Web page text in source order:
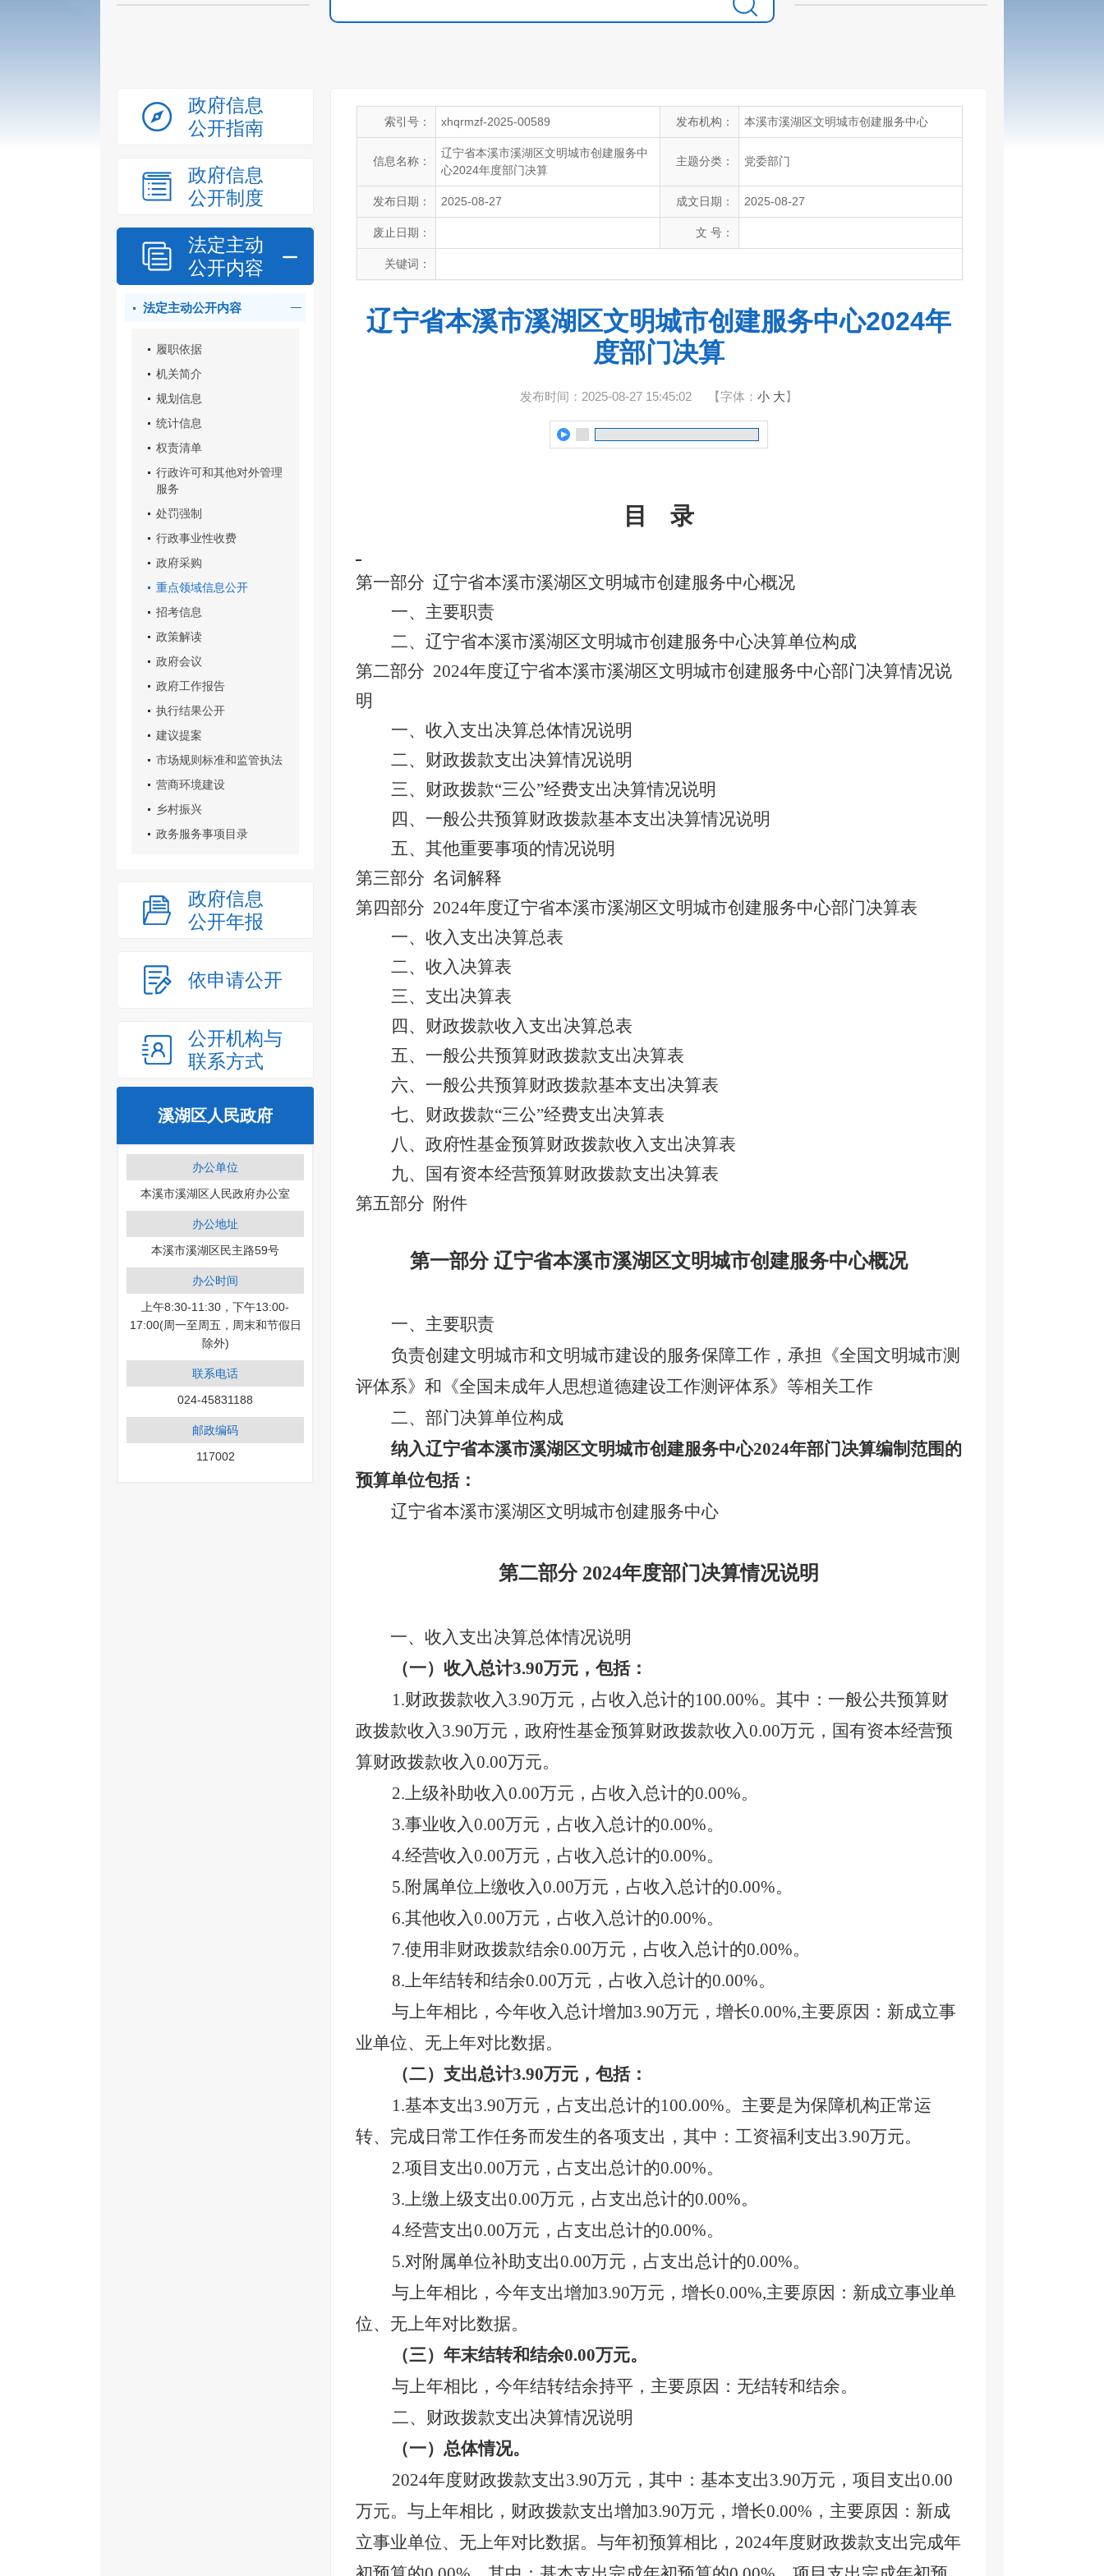
政府信息
公开指南
政府信息
公开制度
法定主动
公开内容
法定主动公开内容
履职依据
机关简介
规划信息
统计信息
权责清单
行政许可和其他对外管理
服务
处罚强制
行政事业性收费
政府采购
重点领域信息公开
招考信息
政策解读
政府会议
政府工作报告
执行结果公开
建议提案
市场规则标准和监管执法
营商环境建设
乡村振兴
政务服务事项目录
政府信息
公开年报
依申请公开
公开机构与
联系方式
溪湖区人民政府
办公单位
本溪市溪湖区人民政府办公室
办公地址
本溪市溪湖区民主路59号
办公时间
上午8:30-11:30，下午13:00-
17:00(周一至周五，周末和节假日
除外)
联系电话
024-45831188
邮政编码
117002
索引号： xhqrmzf-2025-00589 发布机构： 本溪市溪湖区文明城市创建服务中心
信息名称：
辽宁省本溪市溪湖区文明城市创建服务中
心2024年度部门决算
主题分类： 党委部门
发布日期： 2025-08-27 成文日期： 2025-08-27
废止日期： 文 号：
关键词：
辽宁省本溪市溪湖区文明城市创建服务中心2024年
度部门决算
发布时间：2025-08-27 15:45:02 【字体： 小 大】
目 录
第一部分 辽宁省本溪市溪湖区文明城市创建服务中心概况
一、 主要职责
二、 辽宁省本溪市溪湖区文明城市创建服务中心决算单位构成
第二部分 2024年度辽宁省本溪市溪湖区文明城市创建服务中心部门决算情况说
明
一、收入支出决算总体情况说明
二、财政拨款支出决算情况说明
三、财政拨款“三公”经费支出决算情况说明
四、一般公共预算财政拨款基本支出决算情况说明
五、其他重要事项的情况说明
第三部分 名词解释
第四部分 2024年度辽宁省本溪市溪湖区文明城市创建服务中心部门决算表
一、 收入支出决算总表
二、收入决算表
三、支出决算表
四、 财政拨款收入支出决算总表
五、一般公共预算财政拨款支出决算表
六、一般公共预算财政拨款基本支出决算表
七、财政拨款“三公”经费支出决算表
八、 政府性基金预算财政拨款收入支出决算表
九、国有资本经营预算财政拨款支出决算表
第五部分 附件
第一部分 辽宁省本溪市溪湖区文明城市创建服务中心概况
一、主要职责
负责创建文明城市和文明城市建设的服务保障工作，承担《全国文明城市测
评体系》和《全国未成年人思想道德建设工作测评体系》等相关工作
二、部门决算单位构成
纳入辽宁省本溪市溪湖区文明城市创建服务中心2024年部门决算编制范围的
预算单位包括：
辽宁省本溪市溪湖区文明城市创建服务中心
第二部分 2024年度部门决算情况说明
一、收入支出决算总体情况说明
（一）收入总计3.90万元，包括：
1.财政拨款收入3.90万元，占收入总计的100.00%。其中：一般公共预算财
政拨款收入3.90万元，政府性基金预算财政拨款收入0.00万元，国有资本经营预
算财政拨款收入0.00万元。
2.上级补助收入0.00万元，占收入总计的0.00%。
3.事业收入0.00万元，占收入总计的0.00%。
4.经营收入0.00万元，占收入总计的0.00%。
5.附属单位上缴收入0.00万元，占收入总计的0.00%。
6.其他收入0.00万元，占收入总计的0.00%。
7.使用非财政拨款结余0.00万元，占收入总计的0.00%。
8.上年结转和结余0.00万元，占收入总计的0.00%。
与上年相比，今年收入总计增加3.90万元，增长0.00%,主要原因：新成立事
业单位、无上年对比数据。
（二）支出总计3.90万元，包括：
1.基本支出3.90万元，占支出总计的100.00%。主要是为保障机构正常运
转、完成日常工作任务而发生的各项支出，其中： 工资福利支出3.90万元。
2.项目支出0.00万元，占支出总计的0.00%。
3.上缴上级支出0.00万元，占支出总计的0.00%。
4.经营支出0.00万元，占支出总计的0.00%。
5.对附属单位补助支出0.00万元，占支出总计的0.00%。
与上年相比，今年支出增加3.90万元，增长0.00%,主要原因：新成立事业单
位、无上年对比数据。
（三）年末结转和结余0.00万元。
与上年相比，今年结转结余持平，主要原因：无结转和结余。
二、财政拨款支出决算情况说明
（一）总体情况。
2024年度财政拨款支出3.90万元，其中：基本支出3.90万元，项目支出0.00
万元。与上年相比， 财政拨款支出增加3.90万元，增长0.00%，主要原因 ：新成
立事业单位、无上年对比数据。 与年初预算相比， 2024年度财政拨款支出完成年